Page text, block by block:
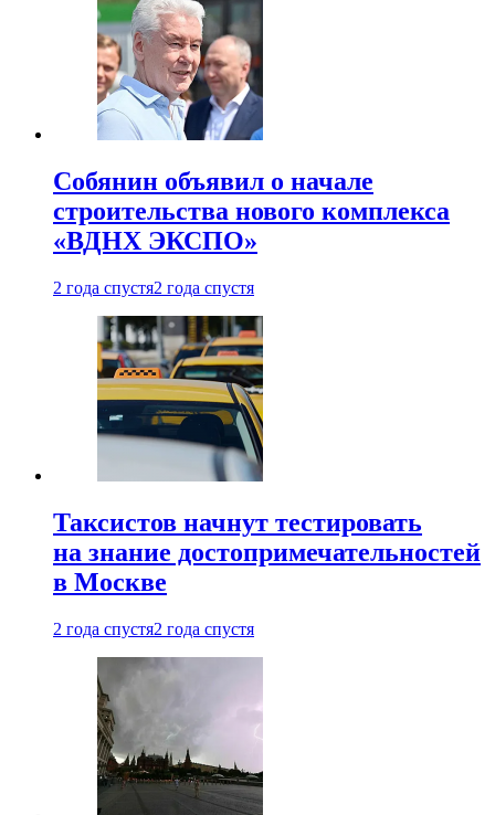
Собянин объявил о начале
строительства нового комплекса
«ВДНХ ЭКСПО»
2 года спустя2 года спустя
Таксистов начнут тестировать
на знание достопримечательностей
в Москве
2 года спустя2 года спустя